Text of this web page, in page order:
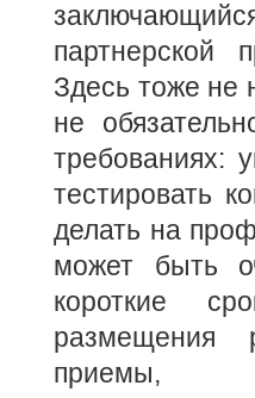
партнерской
Здесь тоже не
не
требованиях:
тестировать
делать на
может быть
короткие
размещения
приемы,